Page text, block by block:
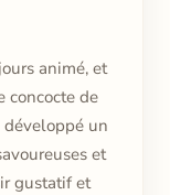
animé, et
concocte de
un
et
gustatif et